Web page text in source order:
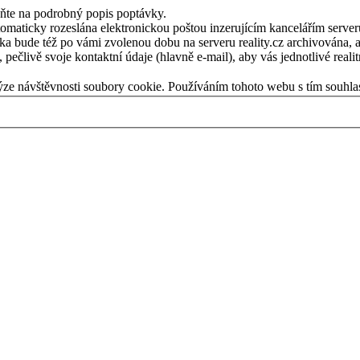
na podrobný popis poptávky.
rozeslána elektronickou poštou inzerujícím kancelářím
bude též po vámi zvolenou dobu na serveru reality.cz
svoje kontaktní údaje (hlavně e-mail), aby vás jednotlivé
návštěvnosti soubory cookie. Používáním tohoto webu s tím